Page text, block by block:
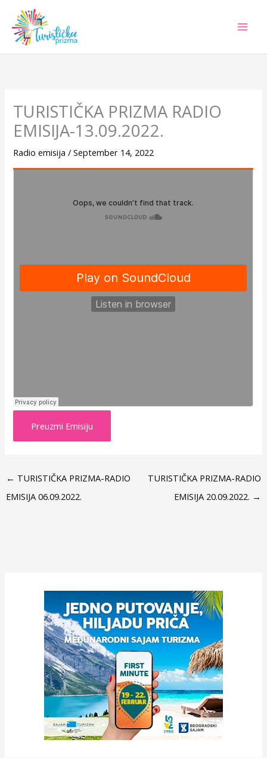
content
TURISTIČKA PRIZMA RADIO
EMISIJA-13.09.2022.
Radio emisija /September 14, 2022
Preuzmi Emisiju
← TURISTIČKA PRIZMA-RADIO
EMISIJA 06.09.2022.
TURISTIČKA PRIZMA-RADIO
EMISIJA 20.09.2022. →